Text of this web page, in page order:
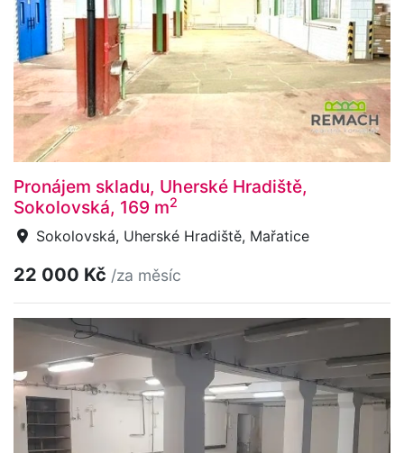
Pronájem skladu, Uherské Hradiště,
Sokolovská, 169 m2
Sokolovská, Uherské Hradiště, Mařatice
22 000 Kč /za měsíc